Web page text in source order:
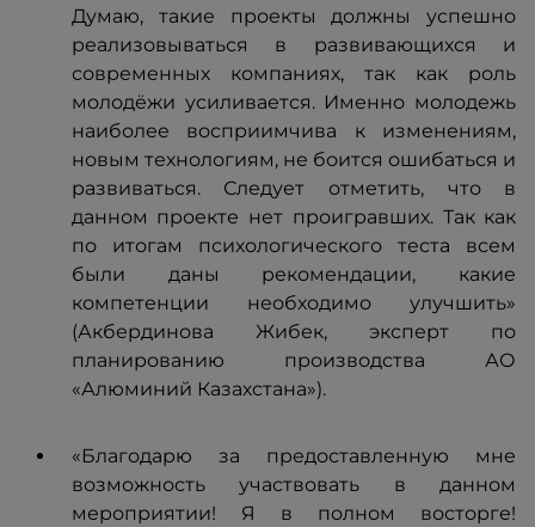
Думаю, такие проекты должны успешно
реализовываться в развивающихся и
современных компаниях, так как роль
молодёжи усиливается. Именно молодежь
наиболее восприимчива к изменениям,
новым технологиям, не боится ошибаться и
развиваться. Следует отметить, что в
данном проекте нет проигравших. Так как
по итогам психологического теста всем
были даны рекомендации, какие
компетенции необходимо улучшить»
(Акбердинова Жибек, эксперт по
планированию производства АО
«Алюминий Казахстана»).
«Благодарю за предоставленную мне
возможность участвовать в данном
мероприятии! Я в полном восторге!